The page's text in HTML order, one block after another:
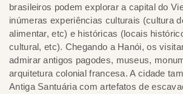
brasileiros podem explorar a capital do
inúmeras experiências culturais (cultura
alimentar, etc) e históricas (locais
cultural, etc). Chegando a Hanói, os
admirar antigos pagodes, museus,
arquitetura colonial francesa. A cidade
Antiga Santuária com artefatos de